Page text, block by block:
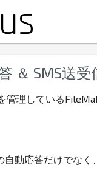
＆ SMS送
管理している
自動応答だけでなく